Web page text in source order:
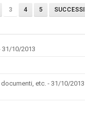
3 4 5
31/10/2013
documenti, etc. - 31/10/2013